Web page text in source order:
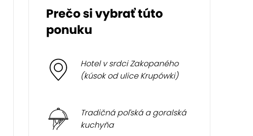
Prečo si vybrať túto
ponuku
Hotel v srdci Zakopaného
(kúsok od ulice Krupówki)
Tradičná poľská a goralská
kuchyňa